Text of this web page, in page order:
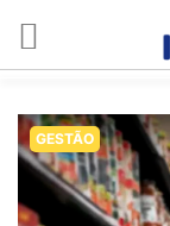
GESTÃO